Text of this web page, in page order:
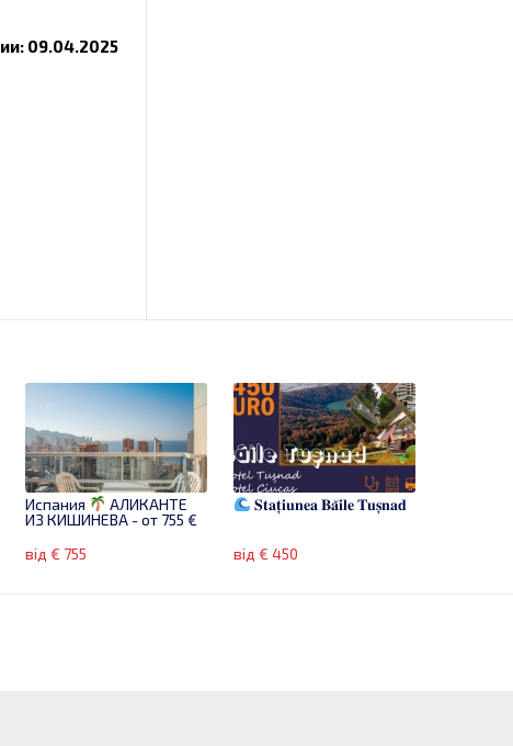
09.04.2025
Испания
АЛИКАНТЕ
ИЗ КИШИНЕВА - от 755 €
від € 755
𝐒𝐭𝐚𝐭̦𝐢𝐮𝐧𝐞𝐚 𝐁𝐚̆𝐢𝐥𝐞 𝐓𝐮𝐬̦𝐧𝐚𝐝
від € 450